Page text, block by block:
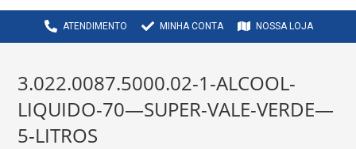
ATENDIMENTO MINHA CONTA NOSSA LOJA
3.022.0087.5000.02-1-ALCOOL-
LIQUIDO-70—SUPER-VALE-VERDE—
5-LITROS